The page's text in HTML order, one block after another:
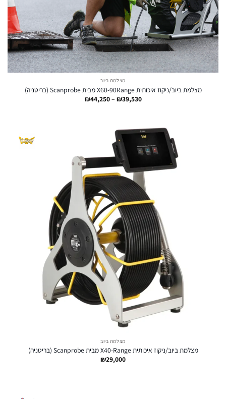
מצלמת ביוב
מצלמת ביוב/ניקוז איכותית X60-90Range מבית Scanprobe (בריטניה)
₪39,530
–
₪44,250 טווח
מצלמת ביוב
מצלמת ביוב/ניקוז איכותית X40-Range מבית Scanprobe (בריטניה)
₪29,000